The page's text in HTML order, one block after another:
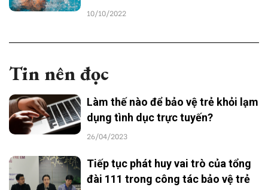
10/10/2022
Tin nên đọc
Làm thế nào để bảo vệ trẻ khỏi lạm
dụng tình dục trực tuyến?
26/04/2023
Tiếp tục phát huy vai trò của tổng
đài 111 trong công tác bảo vệ trẻ